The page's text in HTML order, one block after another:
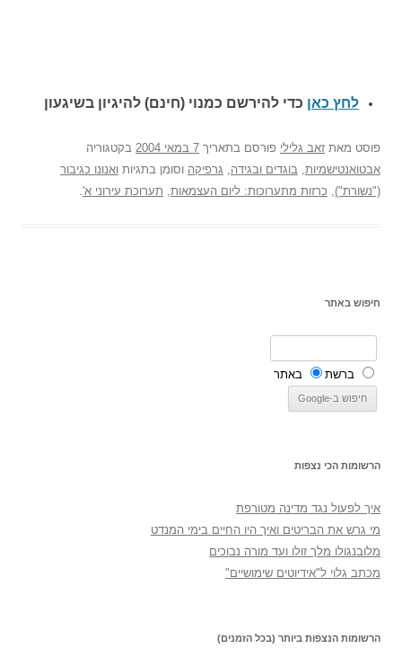
לחץ כאן כדי להירשם כמנוי (חינם) להיגיון בשיגעון
פוסט מאת זאב גלילי פורסם בתאריך 7 במאי 2004
בקטגוריה
אבטואנטישמיות בוגדים ובגידה גרפיקה וסומן בתגיות ואנונו כגיבור
("נשורת")
כרזות מתערוכות: ליום העצמאות תערוכת עירוני א'
חיפוש באתר
ברשת באתר
הרשומות הכי נצפות
איך לפעול נגד מדינה מטורפת
מי גרש את הבריטים ואיך היו החיים בימי המנדט
מלובנגולו מלך זולו ועד מורה נבוכים
מכתב גלוי ל"אידיוטים שימושיים"
הרשומות הנצפות ביותר (בכל הזמנים)